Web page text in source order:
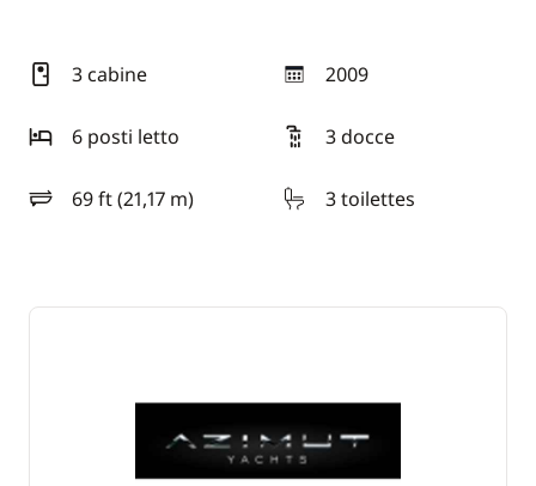
3 cabine 2009
anno
6 posti letto
3 docce
69 ft (21,17 m)
lunghezza 3 toilettes